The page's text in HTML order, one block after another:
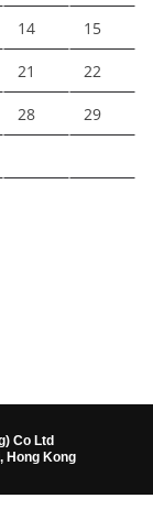
14 15
21 22
28 29
Co Ltd
Hong Kong